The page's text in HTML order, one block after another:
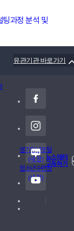
팅과정 분석 및
유관기관 바로가기
경기청년포털
(새 창)
청소년수련원
(새 창)
뉴스레터
구독하기